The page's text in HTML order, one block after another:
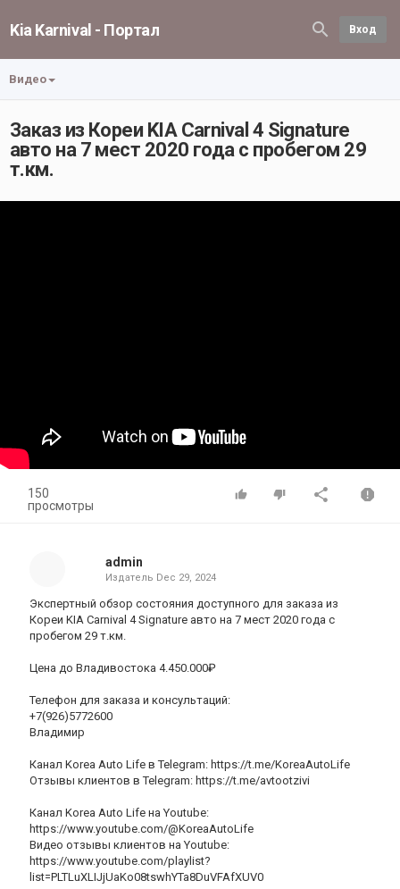
Kia Karnival - Портал Вход
Видео
Заказ из Кореи KIA Carnival 4 Signature
авто на 7 мест 2020 года с пробегом 29
т.км.
150
просмотры
admin
Издатель Dec 29, 2024
Экспертный обзор состояния доступного для заказа из
Кореи KIA Carnival 4 Signature авто на 7 мест 2020 года с
пробегом 29 т.км.
Цена до Владивостока 4.450.000₽
Телефон для заказа и консультаций:
+7(926)5772600
Владимир
Канал Korea Auto Life в Telegram: https://t.me/KoreaAutoLife
Отзывы клиентов в Telegram: https://t.me/avtootzivi
Канал Korea Auto Life на Youtube:
https://www.youtube.com/@KoreaAutoLife
Видео отзывы клиентов на Youtube:
https://www.youtube.com/playlist?
list=PLTLuXLIJjUaKo08tswhYTa8DuVFAfXUV0